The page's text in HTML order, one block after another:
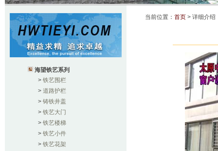
海望铁艺系列
> 铁艺围栏
> 道路护栏
> 铸铁井盖
> 铁艺大门
> 铁艺楼梯
> 铁艺小件
> 铁艺花架
当前位置： 首页 > 详细介绍